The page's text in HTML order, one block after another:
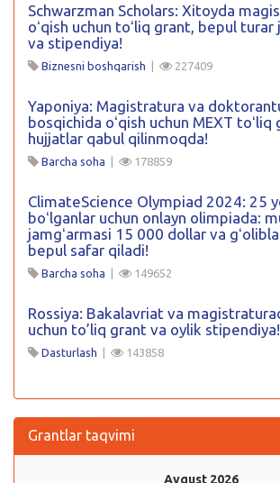
Schwarzman Scholars: Xitoyda
oʻqish uchun toʻliq grant, bepul turar
va stipendiya!
Biznesni boshqarish | 227409
Yaponiya: Magistratura va
bosqichida oʻqish uchun MEXT toʻliq
hujjatlar qabul qilinmoqda!
Barcha soha | 178859
ClimateScience Olympiad 2024: 25
boʻlganlar uchun onlayn olimpiada:
jamgʻarmasi 15 000 dollar va
bepul safar qiladi!
Barcha soha | 149652
Rossiya: Bakalavriat va
uchun to’liq grant va oylik stipendiya!
Dasturlash | 143858
Grantlar taqvimi
Avgust 2026